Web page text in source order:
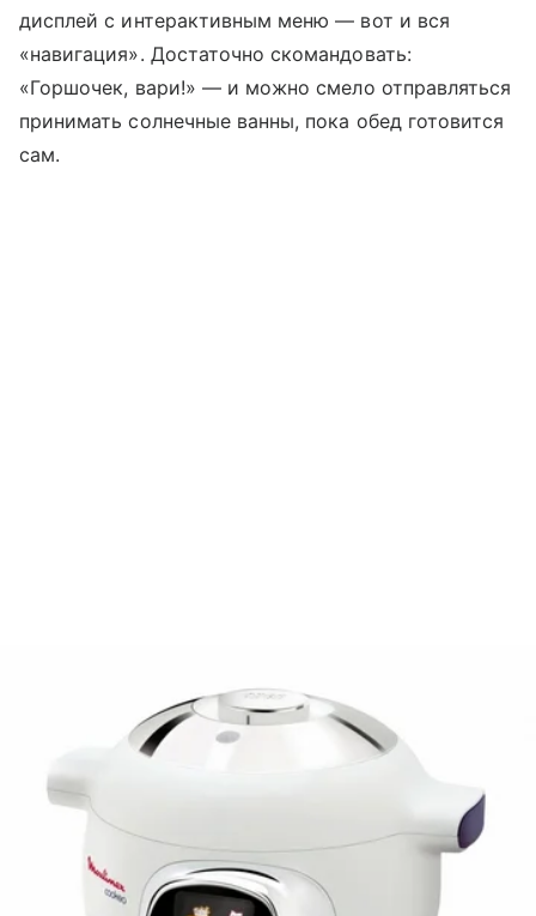
дисплей с интерактивным меню — вот и вся
«навигация». Достаточно скомандовать:
«Горшочек, вари!» — и можно смело отправляться
принимать солнечные ванны, пока обед готовится
сам.